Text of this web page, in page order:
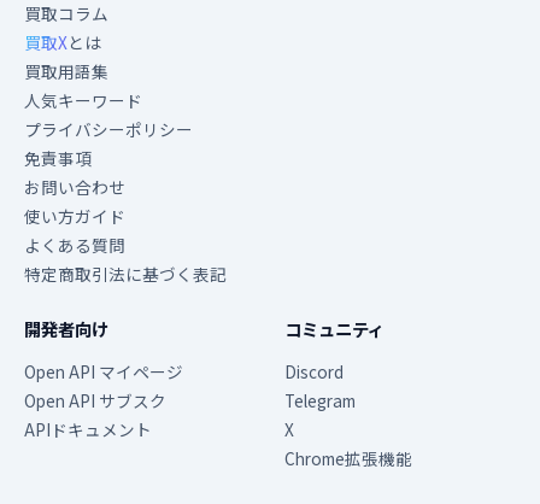
買取コラム
買取Xとは
買取用語集
人気キーワード
プライバシーポリシー
免責事項
お問い合わせ
使い方ガイド
よくある質問
特定商取引法に基づく表記
開発者向け
Open API マイページ
Open API サブスク
APIドキュメント
コミュニティ
Discord
Telegram
X
Chrome拡張機能